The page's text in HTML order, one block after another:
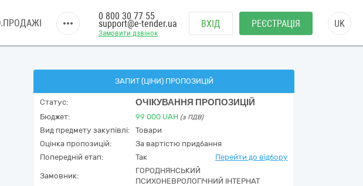
Замовити дзвінок
0 800 30 77 55
support@e-tender.ua ВХІД РЕЄСТРАЦІЯ UK
ЗАПИТ (ЦІНИ) ПРОПОЗИЦІЙ
Статус: ОЧІКУВАННЯ ПРОПОЗИЦІЙ
Бюджет: 99 000 UAH (з ПДВ)
Вид предмету закупівлі:
Товари
Оцінка пропозицій:
За вартістю придбання
Попередній етап:
Так Перейти до відбору
Замовник:
ГОРОДНЯНСЬКИЙ
ПСИХОНЕВРОЛОГІЧНИЙ ІНТЕРНАТ